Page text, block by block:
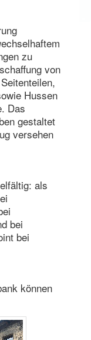
zu
von
Hussen
Das
gestaltet
versehen
als
bei
bei
können